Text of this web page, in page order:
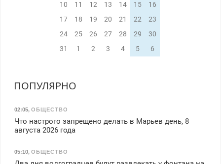
10
11 12 13 14 15
16
17
18 19 20 21 22
23
24
25 26 27 28 29
30
31
1 2 3 4 5 6
ПОПУЛЯРНО
02:05, ОБЩЕСТВО
Что настрого запрещено делать в Марьев день, 8
августа 2026 года
05:10, ОБЩЕСТВО